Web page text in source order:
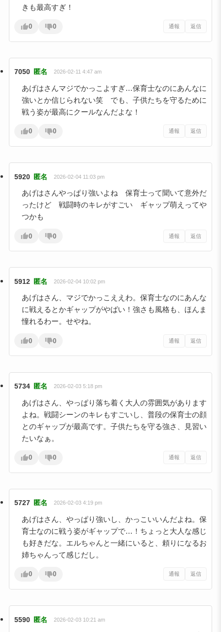
きも最高すぎ！
0 0 通報 返信
7050 匿名 2026-02-11 4:47 am
あげはさんマジでかっこよすぎ…保育士なのにあんなに
強いとか信じられない笑 でも、子供たちを守るために
戦う姿が最高にクールなんだよな！
0 0 通報 返信
5920 匿名 2026-02-04 11:03 pm
あげはさんやっぱり強いよね 保育士って聞いて意外だ
ったけど 戦闘時のキレがすごい ギャップ萌えってや
つかも
0 0 通報 返信
5912 匿名 2026-02-04 10:02 pm
あげはさん、マジでかっこええわ。保育士なのにあんな
に戦えるとかギャップがやばい！強さも風格も、ほんま
憧れるわー。せやね。
0 0 通報 返信
5734 匿名 2026-02-03 5:18 pm
あげはさん、やっぱり落ち着く大人の雰囲気があります
よね。戦闘シーンのキレもすごいし、普段の保育士の顔
とのギャップが最高です。子供たちを守る強さ、見習い
たいなぁ。
0 0 通報 返信
5727 匿名 2026-02-03 4:19 pm
あげはさん、やっぱり強いし、かっこいいんだよね。保
育士なのに戦う姿がギャップで…！ちょっと大人な感じ
も好きだな。エルちゃんと一緒にいると、頼りになるお
姉ちゃんって感じだし。
0 0 通報 返信
5590 匿名 2026-02-03 10:21 am